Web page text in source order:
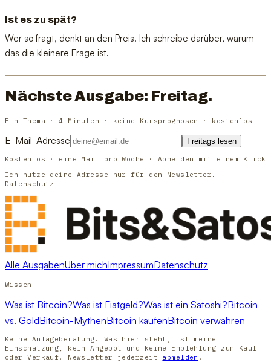
Ist es zu spät?
Wer so fragt, denkt an den Preis. Ich schreibe darüber, warum
das die kleinere Frage ist.
Nächste Ausgabe: Freitag.
Ein Thema · 4 Minuten · keine Kursprognosen · kostenlos
E-Mail-Adresse Freitags lesen
Kostenlos · eine Mail pro Woche · Abmelden mit einem Klick
Ich nutze deine Adresse nur für den Newsletter.
Datenschutz
Alle AusgabenÜber michImpressumDatenschutz
Wissen
Was ist Bitcoin?Was ist Fiatgeld?Was ist ein Satoshi?Bitcoin
vs. GoldBitcoin-MythenBitcoin kaufenBitcoin verwahren
Keine Anlageberatung. Was hier steht, ist meine
Einschätzung, kein Angebot und keine Empfehlung zum Kauf
oder Verkauf. Newsletter jederzeit abmelden .